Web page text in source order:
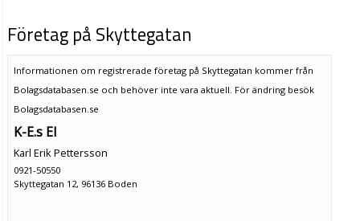
Företag på Skyttegatan
Informationen om registrerade företag på Skyttegatan kommer från
Bolagsdatabasen.se och behöver inte vara aktuell. För ändring besök
Bolagsdatabasen.se
K-E.s El
Karl Erik Pettersson
0921-50550
Skyttegatan 12, 96136 Boden